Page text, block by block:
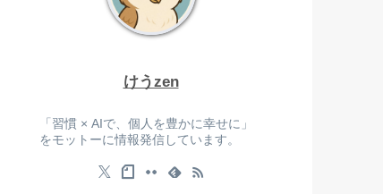
けうzen
「習慣 × AIで、個人を豊かに幸せに」
をモットーに情報発信しています。